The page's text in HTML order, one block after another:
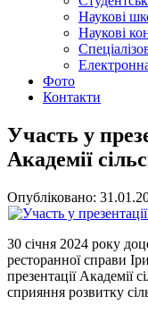
Наукові
Наукові
Фото
Контакти
Участь у
Академії
Опубліковано:
30 січня 2024 року
ресторанної справи
презентації Академії
сприяння розвитку